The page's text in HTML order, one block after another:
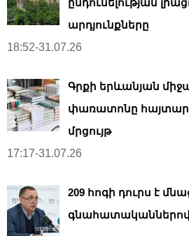
արդյունքները
18:52-31.07.26
Գրքի երևանյան
փառատոնը
մրցույթ
17:17-31.07.26
209 հոգի դուրս է